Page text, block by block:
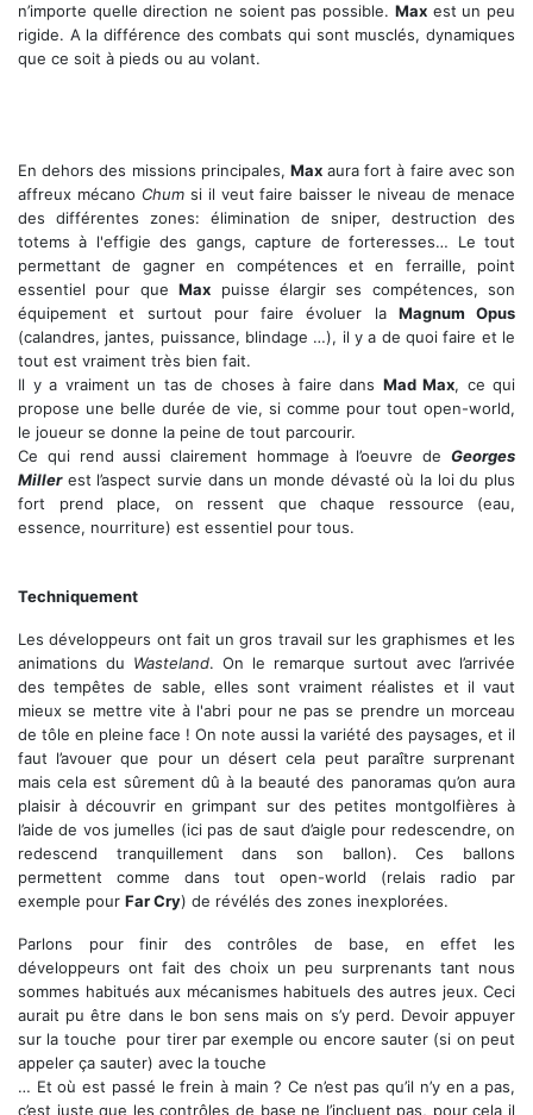
n’importe quelle direction ne soient pas possible. Maxest un peu
rigide. A la différence des combats qui sont musclés, dynamiques
que ce soit à pieds ou au volant.
En dehors des missions principales, Maxaura fort à faire avec son
affreux mécano Chumsi il veut faire baisser le niveau de menace
des différentes zones: élimination de sniper, destruction des
totems à l'effigie des gangs, capture de forteresses… Le tout
permettant de gagner en compétences et en ferraille, point
essentiel pour queMax puisse élargir ses compétences, son
équipement et surtout pour faire évoluer la Magnum Opus
(calandres, jantes, puissance, blindage …), il y a de quoi faire et le
tout est vraiment très bien fait.
Il y a vraiment un tas de choses à faire dans Mad Max, ce qui
propose une belle durée de vie, si comme pour tout open-world,
le joueur se donne la peine de tout parcourir.
Ce qui rend aussi clairement hommage à l’oeuvre de Georges
Millerest l’aspect survie dans un monde dévasté où la loi du plus
fort prend place, on ressent que chaque ressource (eau,
essence, nourriture) est essentiel pour tous.
Techniquement
Les développeurs ont fait un gros travail sur les graphismes et les
animations du Wasteland. On le remarque surtout avec l’arrivée
des tempêtes de sable, elles sont vraiment réalistes et il vaut
mieux se mettre vite à l'abri pour ne pas se prendre un morceau
de tôle en pleine face ! On note aussi la variété des paysages, et il
faut l’avouer que pour un désert cela peut paraître surprenant
mais cela est sûrement dû à la beauté des panoramas qu’on aura
plaisir à découvrir en grimpant sur des petites montgolfières à
l’aide de vos jumelles (ici pas de saut d’aigle pour redescendre, on
redescend tranquillement dans son ballon). Ces ballons
permettent comme dans tout open-world (relais radio par
exemple pour Far Cry) de révélés des zones inexplorées.
Parlons pour finir des contrôles de base, en effet les
développeurs ont fait des choix un peu surprenants tant nous
sommes habitués aux mécanismes habituels des autres jeux. Ceci
aurait pu être dans le bon sens mais on s’y perd. Devoir appuyer
sur la touche
pour tirer par exemple ou encore sauter (si on peut
appeler ça sauter) avec la touche
… Et où est passé le frein à main ? Ce n’est pas qu’il n’y en a pas,
c’est juste que les contrôles de base ne l’incluent pas, pour cela il